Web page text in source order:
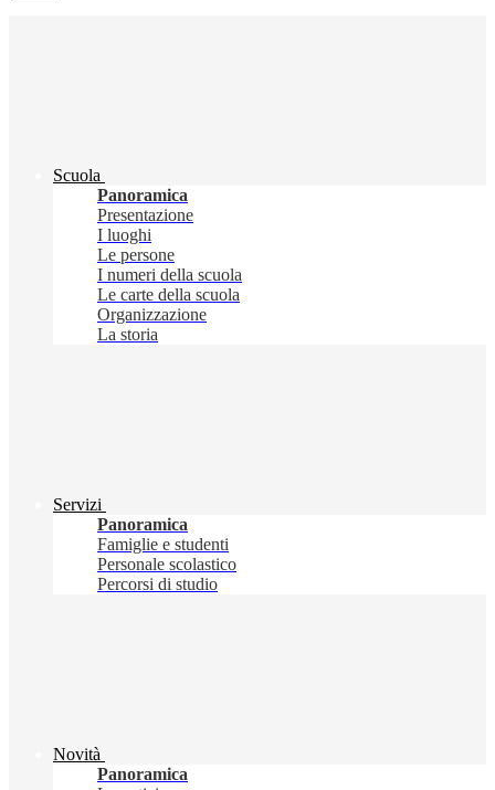
Scuola
Panoramica
Presentazione
I luoghi
Le persone
I numeri della scuola
Le carte della scuola
Organizzazione
La storia
Servizi
Panoramica
Famiglie e studenti
Personale scolastico
Percorsi di studio
Novità
Panoramica